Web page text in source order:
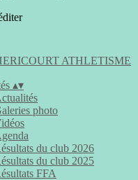
▴▾
photo
du club 2026
du club 2025
FFA